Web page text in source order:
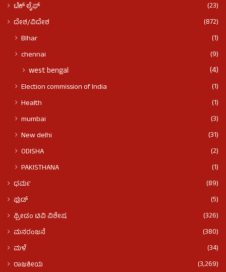
ಟೆಕ್ ಲೈಫ್
(23)
ದೇಶ/ವಿದೇಶ
(872)
BIhar
(1)
chennai
(9)
west bengal (4)
Election commission of India
(1)
Health
(1)
mumbai
(3)
New delhi
(31)
ODISHA
(2)
PAKISTHANA
(1)
ಧರ್ಮ
(89)
ಫುಡ್​​
(5)
ಫ್ರೀಡಂ ಟಿವಿ ವಿಶೇಷ
(326)
ಮನರಂಜನೆ
(380)
ಮಳೆ
(34)
ರಾಜಕೀಯ
(3,269)